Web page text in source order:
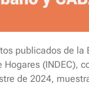
publicados de la
Hogares (INDEC),
de 2024,